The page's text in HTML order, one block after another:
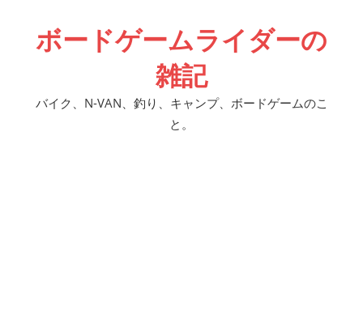
ボードゲームライダーの
雑記
バイク、N-VAN、釣り、キャンプ、ボードゲームのこ
と。